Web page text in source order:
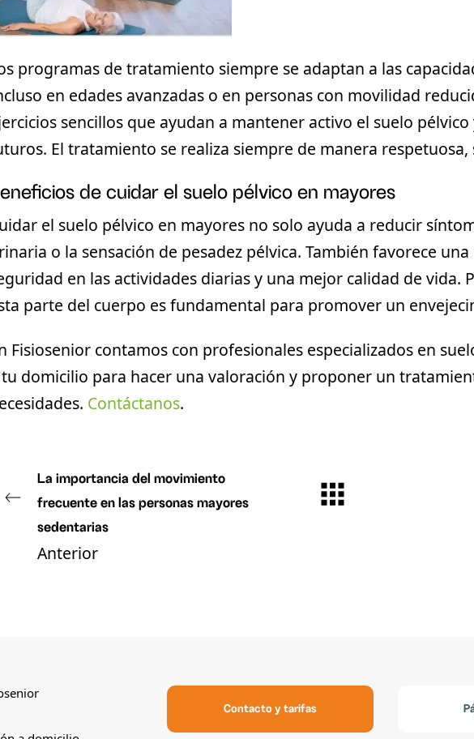
programas de tratamiento siempre se adaptan a las
en edades avanzadas o en personas con movilidad
sencillos que ayudan a mantener activo el suelo
El tratamiento se realiza siempre de manera respetuosa,
de cuidar el suelo pélvico en mayores
el suelo pélvico en mayores no solo ayuda a reducir
o la sensación de pesadez pélvica. También favorece
en las actividades diarias y una mejor calidad de vida.
parte del cuerpo es fundamental para promover un
Fisiosenior contamos con profesionales especializados en
domicilio para hacer una valoración y proponer un
Contáctanos.
La importancia del movimiento
frecuente en las personas mayores
sedentarias
Anterior
Contacto y tarifas